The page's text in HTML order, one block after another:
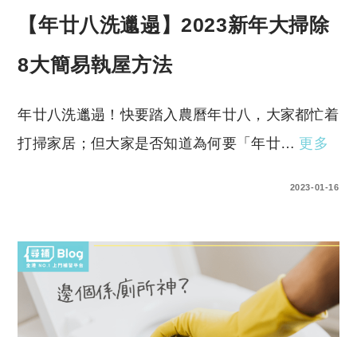
【年廿八洗邋遢】2023新年大掃除
8大簡易執屋方法
年廿八洗邋遢！快要踏入農曆年廿八，大家都忙着
打掃家居；但大家是否知道為何要「年廿… 更多
2023-01-16